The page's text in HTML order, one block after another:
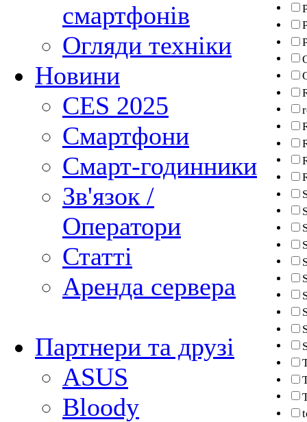
смартфонів
Огляди техніки
Новини
CES 2025
Смартфони
Смарт-годинники
Зв'язок /
Оператори
Статті
Аренда сервера
Партнери та друзі
ASUS
Bloody